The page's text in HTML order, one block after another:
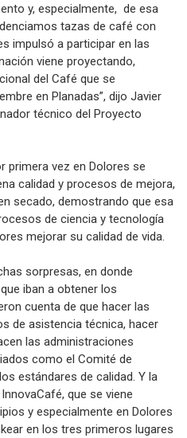
y, especialmente, de esa
tazas de café con
impulsó a participar en las
viene proyectando,
del Café que se
en Planadas”, dijo Javier
técnico del Proyecto
primera vez en Dolores se
calidad y procesos de mejora,
secado, demostrando que esa
de ciencia y tecnología
mejorar su calidad de vida.
sorpresas, en donde
iban a obtener los
cuenta de que hacer las
de asistencia técnica, hacer
las administraciones
como el Comité de
estándares de calidad. Y la
que se viene
y especialmente en Dolores
en los tres primeros lugares